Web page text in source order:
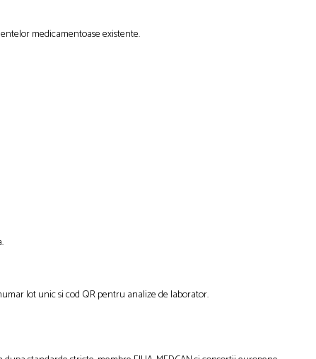
medicamentoase existente.
lot unic si cod QR pentru analize de laborator.